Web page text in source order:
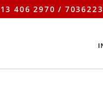
406 2970 /